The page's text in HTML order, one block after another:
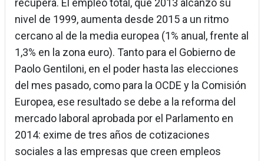
recupera. El empleo total, que 2013 alcanzó su
nivel de 1999, aumenta desde 2015 a un ritmo
cercano al de la media europea (1% anual, frente al
1,3% en la zona euro). Tanto para el Gobierno de
Paolo Gentiloni, en el poder hasta las elecciones
del mes pasado, como para la OCDE y la Comisión
Europea, ese resultado se debe a la reforma del
mercado laboral aprobada por el Parlamento en
2014: exime de tres años de cotizaciones
sociales a las empresas que creen empleos